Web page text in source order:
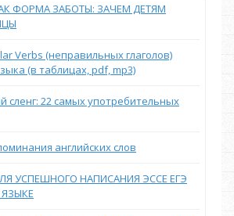
ФОРМА ЗАБОТЫ: ЗАЧЕМ ДЕТЯМ
Verbs (неправильных глаголов)
(в таблицах, pdf, mp3)
сленг: 22 самых употребительных
английских слов
УСПЕШНОГО НАПИСАНИЯ ЭССЕ ЕГЭ